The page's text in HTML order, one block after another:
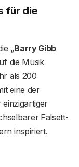
für die
„Barry Gibb
die Musik
als 200
eine der
Falsett-
inspiriert.